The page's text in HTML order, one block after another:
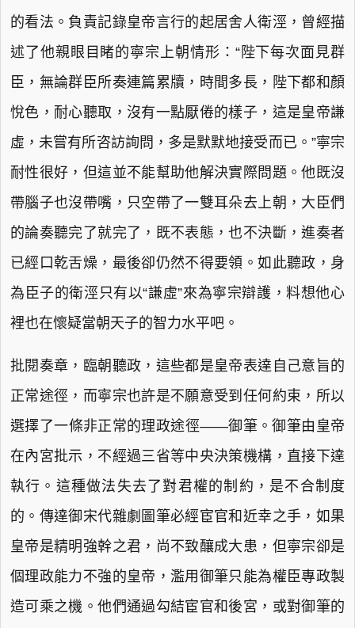
的看法。負責記錄皇帝言行的起居舍人衛涇，曾經描
述了他親眼目睹的寧宗上朝情形：“陛下每次面見群
臣，無論群臣所奏連篇累牘，時間多長，陛下都和顏
悅色，耐心聽取，沒有一點厭倦的樣子，這是皇帝謙
虛，未嘗有所咨訪詢問，多是默默地接受而已。”寧宗
耐性很好，但這並不能幫助他解決實際問題。他既沒
帶腦子也沒帶嘴，只空帶了一雙耳朵去上朝，大臣們
的論奏聽完了就完了，既不表態，也不決斷，進奏者
已經口乾舌燥，最後卻仍然不得要領。如此聽政，身
為臣子的衛涇只有以“謙虛”來為寧宗辯護，料想他心
裡也在懷疑當朝天子的智力水平吧。
批閱奏章，臨朝聽政，這些都是皇帝表達自己意旨的
正常途徑，而寧宗也許是不願意受到任何約束，所以
選擇了一條非正常的理政途徑——御筆。御筆由皇帝
在內宮批示，不經過三省等中央決策機構，直接下達
執行。這種做法失去了對君權的制約，是不合制度
的。傳達御宋代雜劇圖筆必經宦官和近幸之手，如果
皇帝是精明強幹之君，尚不致釀成大患，但寧宗卻是
個理政能力不強的皇帝，濫用御筆只能為權臣專政製
造可乘之機。他們通過勾結宦官和後宮，或對御筆的